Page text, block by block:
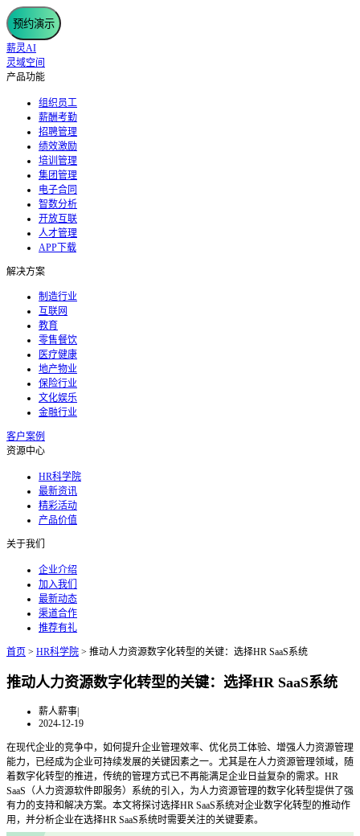
预约演示
薪灵AI
灵域空间
产品功能
组织员工
薪酬考勤
招聘管理
绩效激励
培训管理
集团管理
电子合同
智数分析
开放互联
人才管理
APP下载
解决方案
制造行业
互联网
教育
零售餐饮
医疗健康
地产物业
保险行业
文化娱乐
金融行业
客户案例
资源中心
HR科学院
最新资讯
精彩活动
产品价值
关于我们
企业介绍
加入我们
最新动态
渠道合作
推荐有礼
首页 > HR科学院 > 推动人力资源数字化转型的关键：选择HR SaaS系统
推动人力资源数字化转型的关键：选择HR SaaS系统
薪人薪事|
2024-12-19
在现代企业的竞争中，如何提升企业管理效率、优化员工体验、增强人力资源管理
能力，已经成为企业可持续发展的关键因素之一。尤其是在人力资源管理领域，随
着数字化转型的推进，传统的管理方式已不再能满足企业日益复杂的需求。 HR
SaaS（人力资源软件即服务）系统的引入，为人力资源管理的数字化转型提供了强
有力的支持和解决方案。本文将探讨选择HR SaaS系统对企业数字化转型的推动作
用，并分析企业在选择HR SaaS系统时需要关注的关键要素。